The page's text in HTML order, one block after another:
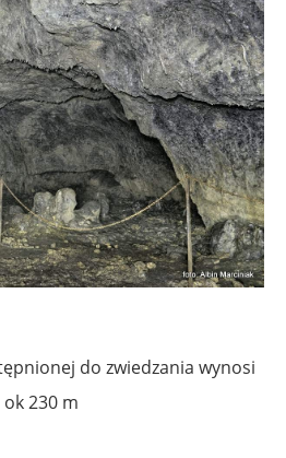
do zwiedzania wynosi
ok 230 m